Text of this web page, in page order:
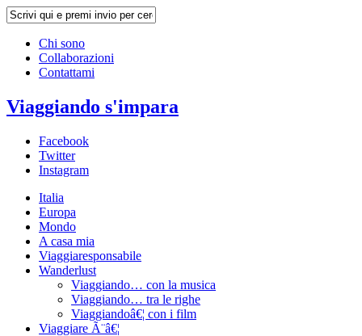
Chi sono
Collaborazioni
Contattami
Viaggiando s'impara
Facebook
Twitter
Instagram
Italia
Europa
Mondo
A casa mia
Viaggiaresponsabile
Wanderlust
Viaggiando… con la musica
Viaggiando… tra le righe
Viaggiandoâ€¦ con i film
Viaggiare Ã¨â€¦